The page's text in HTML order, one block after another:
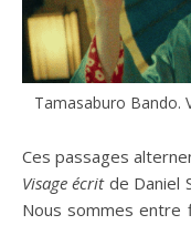
Tamasaburo Bando.
Ces passages
Visage écritde Daniel
Nous sommes entre